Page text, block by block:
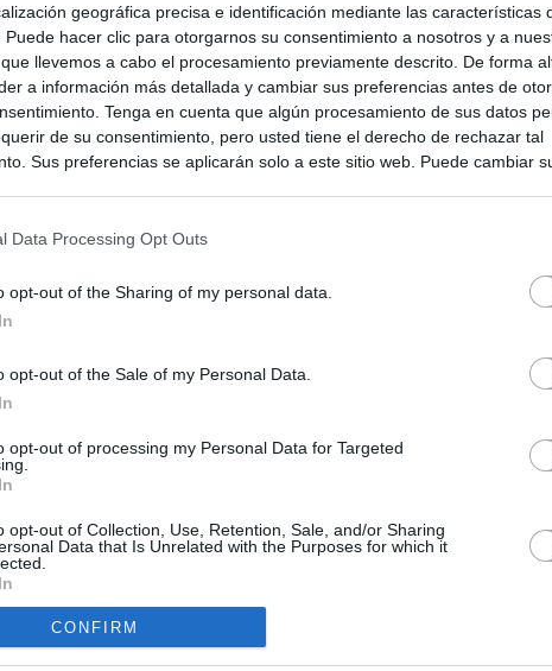
geográfica precisa e identificación mediante las características
Puede hacer clic para otorgarnos su consentimiento a nosotros y a
llevemos a cabo el procesamiento previamente descrito. De forma
a información más detallada y cambiar sus preferencias antes de
Tenga en cuenta que algún procesamiento de sus datos
de su consentimiento, pero usted tiene el derecho de rechazar tal
Sus preferencias se aplicarán solo a este sitio web. Puede cambiar
Data Processing Opt Outs
opt-out of the Sharing of my personal data.
opt-out of the Sale of my Personal Data.
opt-out of processing my Personal Data for Targeted
opt-out of Collection, Use, Retention, Sale, and/or Sharing
Data that Is Unrelated with the Purposes for which it
CONFIRM
entre los viajeros procedentes de Italia por los nuevos
esperábamos peor"
en directo | Interior reitera que los controles a viajeros
son aleatorios y no sistemáticos
fronterizo